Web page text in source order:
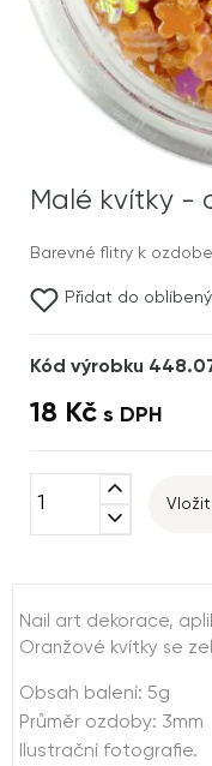
Malé kvítky -
Barevné flitry k
Přidat do
Kód výrobku
18 Kč s DPH
expand_less
expand_more
Nail art dekorace,
Oranžové kvítky se
Obsah balení: 5g
Průměr ozdoby: 3mm
Ilustrační fotografie.